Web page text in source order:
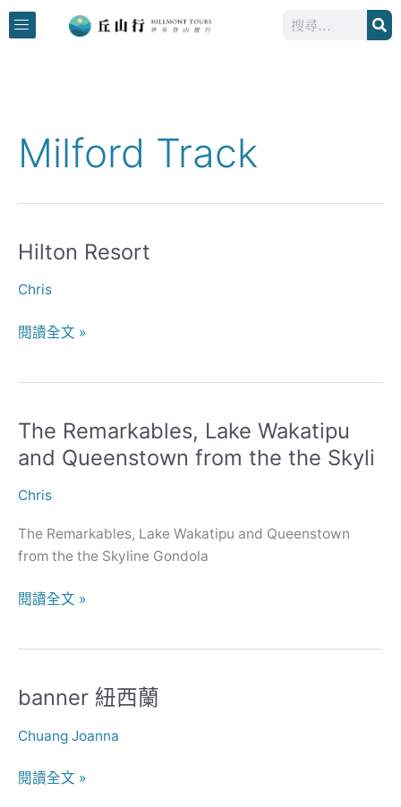
跳
至
搜
Milford Track
Hilton Resort
Chris
Hilton
閱讀全文 »
The Remarkables, Lake Wakatipu
and Queenstown from the the Skyli
Chris
The Remarkables, Lake Wakatipu and Queenstown
from the the Skyline Gondola
The
Remarkables,
Wakatipu
Queenstown
from
the
閱讀全文 »
banner 紐西蘭
Chuang Joanna
banner
西
閱讀全文 »